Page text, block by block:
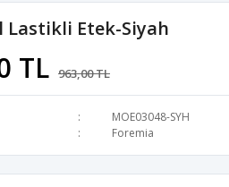
Lastikli Etek-Siyah
TL 963,00 TL
MOE03048-SYH
Foremia